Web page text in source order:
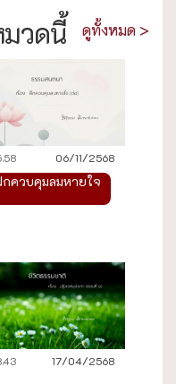
วดนี้
06/11/2568
กควบคุมลมหายใจ
17/04/2568
ดูทั้งหมด >